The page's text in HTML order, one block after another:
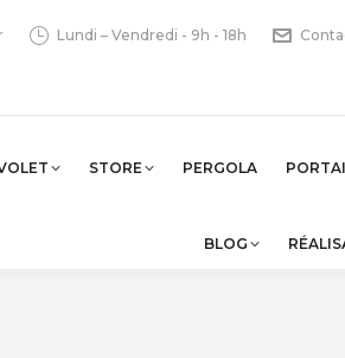
Lundi – Vendredi - 9h - 18h
STORE PERGOLA
BLOG